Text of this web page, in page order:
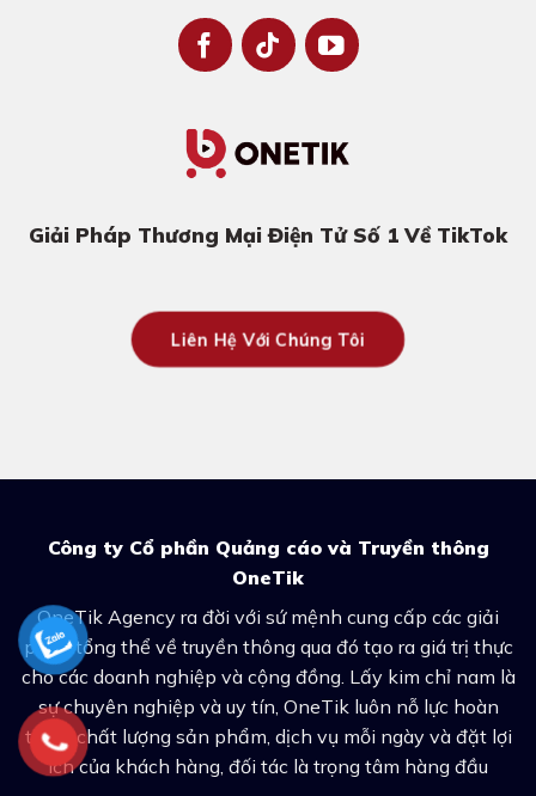
Giải Pháp Thương Mại Điện Tử Số 1 Về TikTok
Liên Hệ Với Chúng Tôi
Công ty Cổ phần Quảng cáo và Truyền thông
OneTik
OneTik Agency ra đời với sứ mệnh cung cấp các giải
pháp tổng thể về truyền thông qua đó tạo ra giá trị thực
cho các doanh nghiệp và cộng đồng. Lấy kim chỉ nam là
sự chuyên nghiệp và uy tín, OneTik luôn nỗ lực hoàn
thiện chất lượng sản phẩm, dịch vụ mỗi ngày và đặt lợi
ích của khách hàng, đối tác là trọng tâm hàng đầu